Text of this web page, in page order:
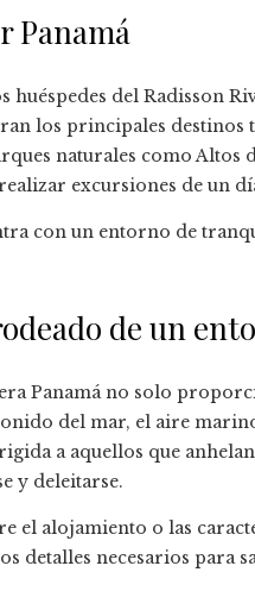
Panamá
del Radisson
los principales destinos
naturales como Altos
excursiones de un
con un entorno de
de un
Panamá no solo
del mar, el aire
a aquellos que
y deleitarse.
el alojamiento o las
detalles necesarios para